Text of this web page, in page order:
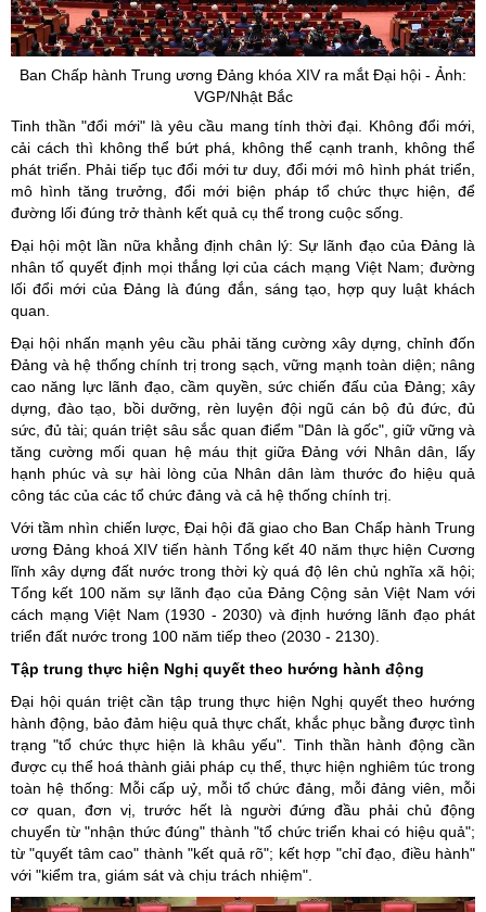
Ban Chấp hành Trung ương Đảng khóa XIV ra mắt Đại hội - Ảnh:
VGP/Nhật Bắc
Tinh thần "đổi mới" là yêu cầu mang tính thời đại. Không đổi mới,
cải cách thì không thể bứt phá, không thể cạnh tranh, không thể
phát triển. Phải tiếp tục đổi mới tư duy, đổi mới mô hình phát triển,
mô hình tăng trưởng, đổi mới biện pháp tổ chức thực hiện, để
đường lối đúng trở thành kết quả cụ thể trong cuộc sống.
Đại hội một lần nữa khẳng định chân lý: Sự lãnh đạo của Đảng là
nhân tố quyết định mọi thắng lợi của cách mạng Việt Nam; đường
lối đổi mới của Đảng là đúng đắn, sáng tạo, hợp quy luật khách
quan.
Đại hội nhấn mạnh yêu cầu phải tăng cường xây dựng, chỉnh đốn
Đảng và hệ thống chính trị trong sạch, vững mạnh toàn diện; nâng
cao năng lực lãnh đạo, cầm quyền, sức chiến đấu của Đảng; xây
dựng, đào tạo, bồi dưỡng, rèn luyện đội ngũ cán bộ đủ đức, đủ
sức, đủ tài; quán triệt sâu sắc quan điểm "Dân là gốc", giữ vững và
tăng cường mối quan hệ máu thịt giữa Đảng với Nhân dân, lấy
hạnh phúc và sự hài lòng của Nhân dân làm thước đo hiệu quả
công tác của các tổ chức đảng và cả hệ thống chính trị.
Với tầm nhìn chiến lược, Đại hội đã giao cho Ban Chấp hành Trung
ương Đảng khoá XIV tiến hành Tổng kết 40 năm thực hiện Cương
lĩnh xây dựng đất nước trong thời kỳ quá độ lên chủ nghĩa xã hội;
Tổng kết 100 năm sự lãnh đạo của Đảng Cộng sản Việt Nam với
cách mạng Việt Nam (1930 - 2030) và định hướng lãnh đạo phát
triển đất nước trong 100 năm tiếp theo (2030 - 2130).
Tập trung thực hiện Nghị quyết theo hướng hành động
Đại hội quán triệt cần tập trung thực hiện Nghị quyết theo hướng
hành động, bảo đảm hiệu quả thực chất, khắc phục bằng được tình
trạng "tổ chức thực hiện là khâu yếu". Tinh thần hành động cần
được cụ thể hoá thành giải pháp cụ thể, thực hiện nghiêm túc trong
toàn hệ thống: Mỗi cấp uỷ, mỗi tổ chức đảng, mỗi đảng viên, mỗi
cơ quan, đơn vị, trước hết là người đứng đầu phải chủ động
chuyển từ "nhận thức đúng" thành "tổ chức triển khai có hiệu quả";
từ "quyết tâm cao" thành "kết quả rõ"; kết hợp "chỉ đạo, điều hành"
với "kiểm tra, giám sát và chịu trách nhiệm".